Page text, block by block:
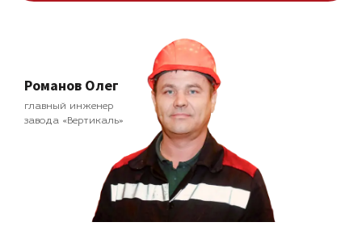
Романов Олег
главный инженер
завода «Вертикаль»